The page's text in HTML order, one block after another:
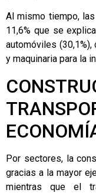
Al mismo tiempo,
11,6% que se
automóviles
y maquinaria para la
Por sectores, la
gracias a la mayor
mientras que el